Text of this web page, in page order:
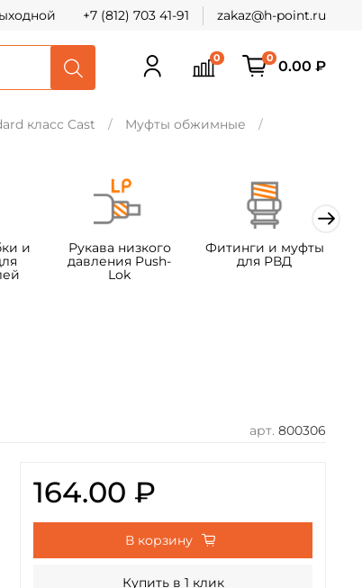
+7 (812) 703 41-91 zakaz@h-point.ru
0 0 0.00 ₽
класс Cast
Муфты обжимные
и
Рукава низкого
давления Push-
Lok
Фитинги и муфты
для РВД
арт. 800306
164.00 ₽
В корзину
Купить в 1 клик